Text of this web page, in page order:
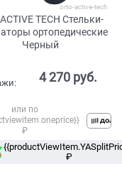
orto-active-tech
TECH Стельки-
ортопедические
Черный
4 270 руб.
или по
₽
₽